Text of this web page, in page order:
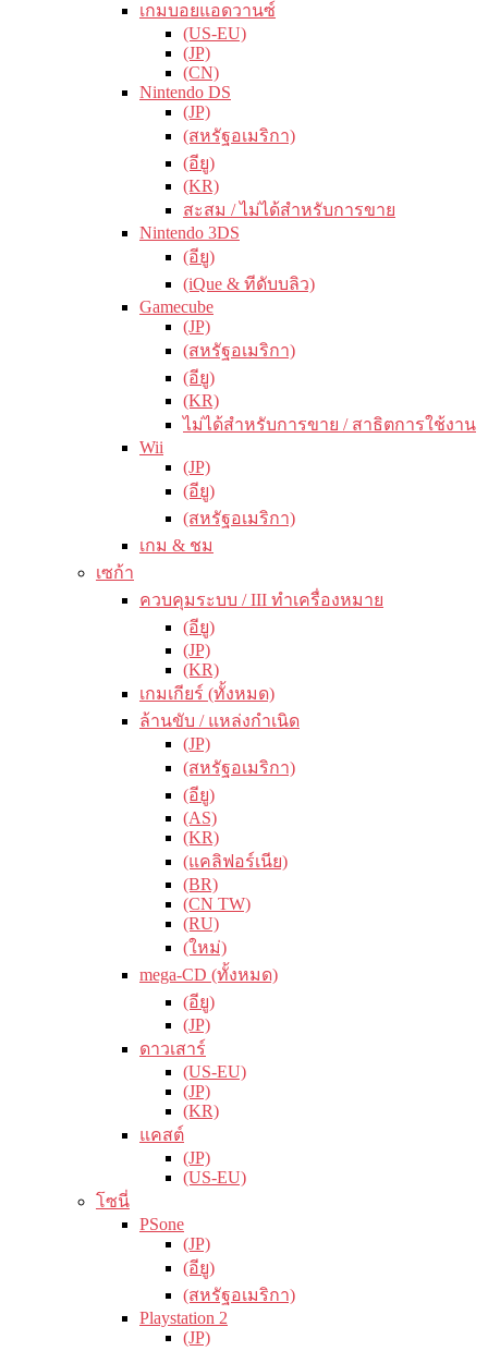
เกมบอยแอดวานซ์
(US-EU)
(JP)
(CN)
Nintendo DS
(JP)
(สหรัฐอเมริกา)
(อียู)
(KR)
สะสม / ไม่ได้สำหรับการขาย
Nintendo 3DS
(อียู)
(iQue & ทีดับบลิว)
Gamecube
(JP)
(สหรัฐอเมริกา)
(อียู)
(KR)
ไม่ได้สำหรับการขาย / สาธิตการใช้งาน
Wii
(JP)
(อียู)
(สหรัฐอเมริกา)
เกม & ชม
เซก้า
ควบคุมระบบ / III ทำเครื่องหมาย
(อียู)
(JP)
(KR)
เกมเกียร์ (ทั้งหมด)
ล้านขับ / แหล่งกำเนิด
(JP)
(สหรัฐอเมริกา)
(อียู)
(AS)
(KR)
(แคลิฟอร์เนีย)
(BR)
(CN TW)
(RU)
(ใหม่)
mega-CD (ทั้งหมด)
(อียู)
(JP)
ดาวเสาร์
(US-EU)
(JP)
(KR)
แคสต์
(JP)
(US-EU)
โซนี่
PSone
(JP)
(อียู)
(สหรัฐอเมริกา)
Playstation 2
(JP)